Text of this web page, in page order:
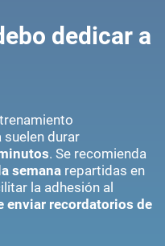
dedicar a
durar
. Se recomienda
semana repartidas en
la adhesión al
enviar recordatorios de